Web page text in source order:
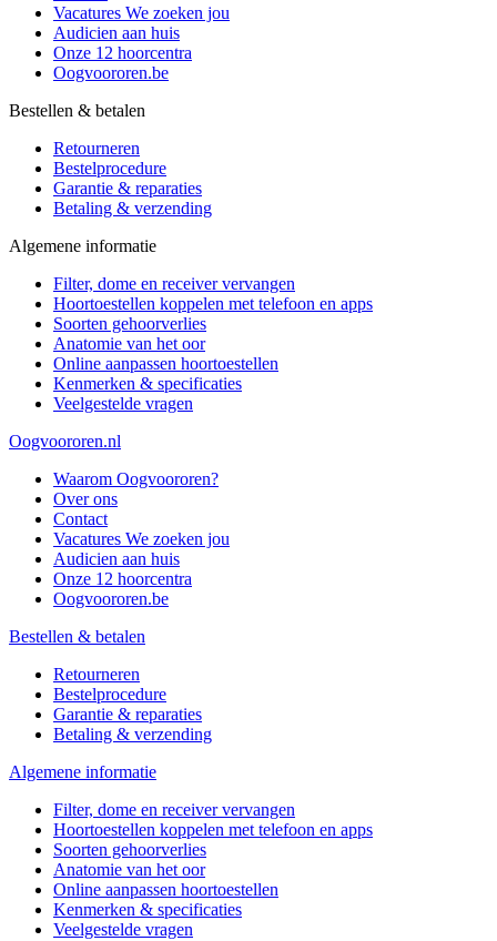
Vacatures We zoeken jou
Audicien aan huis
Onze 12 hoorcentra
Oogvoororen.be
Bestellen & betalen
Retourneren
Bestelprocedure
Garantie & reparaties
Betaling & verzending
Algemene informatie
Filter, dome en receiver vervangen
Hoortoestellen koppelen met telefoon en apps
Soorten gehoorverlies
Anatomie van het oor
Online aanpassen hoortoestellen
Kenmerken & specificaties
Veelgestelde vragen
Oogvoororen.nl
Waarom Oogvoororen?
Over ons
Contact
Vacatures We zoeken jou
Audicien aan huis
Onze 12 hoorcentra
Oogvoororen.be
Bestellen & betalen
Retourneren
Bestelprocedure
Garantie & reparaties
Betaling & verzending
Algemene informatie
Filter, dome en receiver vervangen
Hoortoestellen koppelen met telefoon en apps
Soorten gehoorverlies
Anatomie van het oor
Online aanpassen hoortoestellen
Kenmerken & specificaties
Veelgestelde vragen